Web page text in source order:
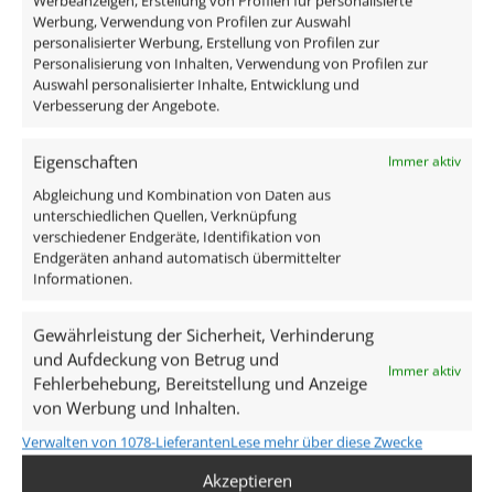
Werbung, Verwendung von Profilen zur Auswahl
personalisierter Werbung, Erstellung von Profilen zur
Personalisierung von Inhalten, Verwendung von Profilen zur
Auswahl personalisierter Inhalte, Entwicklung und
Verbesserung der Angebote.
Eigenschaften Immer aktiv
Abgleichung und Kombination von Daten aus
unterschiedlichen Quellen, Verknüpfung
verschiedener Endgeräte, Identifikation von
Endgeräten anhand automatisch übermittelter
Informationen.
Gewährleistung der Sicherheit, Verhinderung
und Aufdeckung von Betrug und
Fehlerbehebung, Bereitstellung und Anzeige
von Werbung und Inhalten.
Immer aktiv
Verwalten von 1078-LieferantenLese mehr über diese Zwecke
Akzeptieren
Spannung (V)
AC 230V (ohne Trafo)
Leistung (W)
Glühbirnenersatz
90W
Dimmbarkeit
Abstrahlwinkel
60° Reflektor
Mehr anzeigen
Ähnliche Produkte